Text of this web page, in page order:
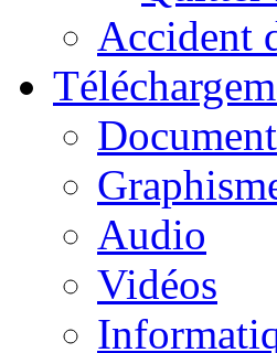
Accident
Audio
Vidéos